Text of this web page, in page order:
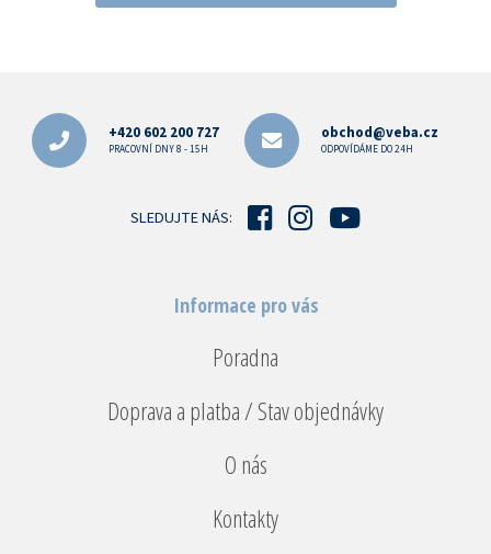
+420 602 200 727
PRACOVNÍ DNY 8 - 15H
obchod@veba.cz
ODPOVÍDÁME DO 24H
SLEDUJTE NÁS:
Informace pro vás
Poradna
Doprava a platba / Stav objednávky
O nás
Kontakty